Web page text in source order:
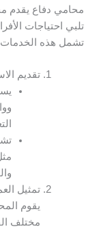
محامي دفاع يقدم
تلبي احتياجات
تشمل هذه
تقديم
تمثيل
يقوم
مختلف